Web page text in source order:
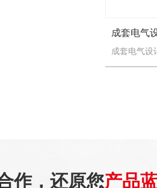
成套电气
作，还原您产品